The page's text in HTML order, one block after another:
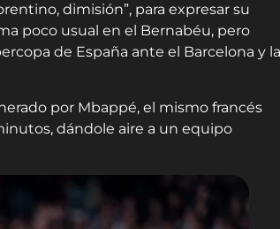
dimisión”, para expresar su
poco usual en el Bernabéu, pero
de España ante el Barcelona y la
por Mbappé, el mismo francés
dándole aire a un equipo